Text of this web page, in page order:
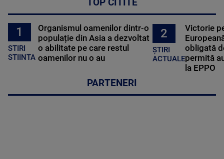
TOP CITITE
1
STIRI
STIINTA
Organismul oamenilor dintr-o
populație din Asia a dezvoltat
o abilitate pe care restul
oamenilor nu o au
2
ȘTIRI
ACTUALE
Victorie
obligată
permită
la EPPO
PARTENERI